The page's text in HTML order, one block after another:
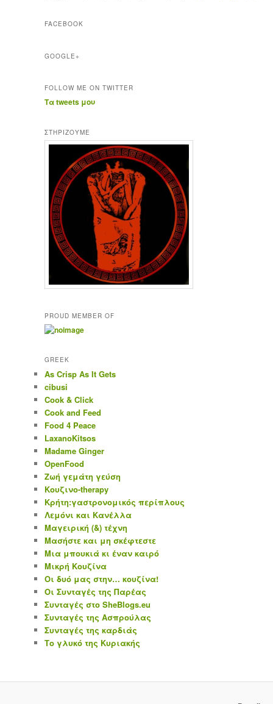
FACEBOOK
GOOGLE+
FOLLOW ME ON TWITTER
Τα tweets μου
ΣΤΗΡΊΖΟΥΜΕ
PROUD MEMBER OF
GREEK
As Crisp As It Gets
cibusi
Cook & Click
Cook and Feed
Food 4 Peace
LaxanoKitsos
Madame Ginger
OpenFood
Ζωή γεμάτη γεύση
Κουζινο-therapy
Κρήτη:γαστρονομικός περίπλους
Λεμόνι και Κανέλλα
Μαγειρική (&) τέχνη
Μασήστε και μη σκέφτεστε
Μια μπουκιά κι έναν καιρό
Μικρή Κουζίνα
Οι δυό μας στην… κουζίνα!
Οι Συνταγές της Παρέας
Συνταγές στο SheBlogs.eu
Συνταγές της Ασπρούλας
Συνταγές της καρδιάς
Το γλυκό της Κυριακής